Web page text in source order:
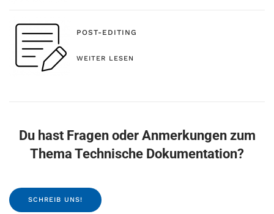
POST-EDITING
WEITER LESEN
Du hast Fragen oder Anmerkungen zum
Thema Technische Dokumentation?
SCHREIB UNS!